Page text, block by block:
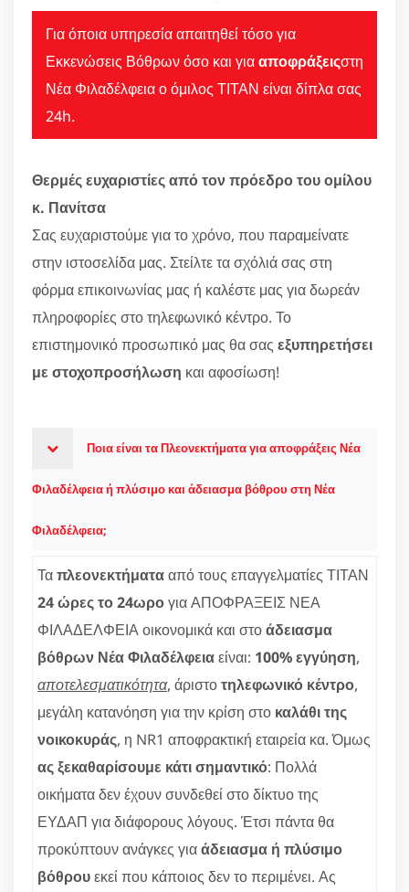
Για όποια υπηρεσία απαιτηθεί τόσο για
Εκκενώσεις Βόθρων όσο και γιααποφράξειςστη
Νέα Φιλαδέλφεια ο όμιλος ΤΙΤΑΝ είναι δίπλα σας
24h.
Θερμές ευχαριστίες από τον πρόεδρο του ομίλου
κ. Πανίτσα
Σας ευχαριστούμε για το χρόνο, που παραμείνατε
στην ιστοσελίδα μας. Στείλτε τα σχόλιά σας στη
φόρμα επικοινωνίας μας ή καλέστε μας για δωρεάν
πληροφορίες στο τηλεφωνικό κέντρο. Το
επιστημονικό προσωπικό μας θα σας εξυπηρετήσει
με στοχοπροσήλωση και αφοσίωση!
Ποια είναι τα Πλεονεκτήματα για αποφράξεις Νέα
Φιλαδέλφεια ή πλύσιμο και άδειασμα βόθρου στη Νέα
Φιλαδέλφεια;
Ταπλεονεκτήματααπό τους επαγγελματίες ΤΙΤΑΝ
24 ώρες το 24ωρογια ΑΠΟΦΡΑΞΕΙΣ ΝΕΑ
ΦΙΛΑΔΕΛΦΕΙΑ οικονομικά και στοάδειασμα
βόθρων Νέα Φιλαδέλφειαείναι: 100% εγγύηση,
αποτελεσματικότητα, άριστοτηλεφωνικό κέντρο,
μεγάλη κατανόηση για την κρίση στο καλάθι της
νοικοκυράς, η NR1 αποφρακτική εταιρεία κα. Όμως
ας ξεκαθαρίσουμε κάτι σημαντικό: Πολλά
οικήματα δεν έχουν συνδεθεί στο δίκτυο της
ΕΥΔΑΠ για διάφορους λόγους. Έτσι πάντα θα
προκύπτουν ανάγκες γιαάδειασμα ή πλύσιμο
βόθρουεκεί που κάποιος δεν το περιμένει. Ας